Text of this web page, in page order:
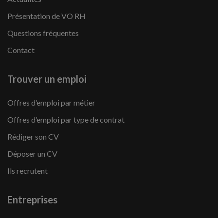
Présentation de VO RH
Questions fréquentes
Contact
Trouver un emploi
Offres d’emploi par métier
Offres d’emploi par type de contrat
Rédiger son CV
Déposer un CV
Ils recrutent
Entreprises